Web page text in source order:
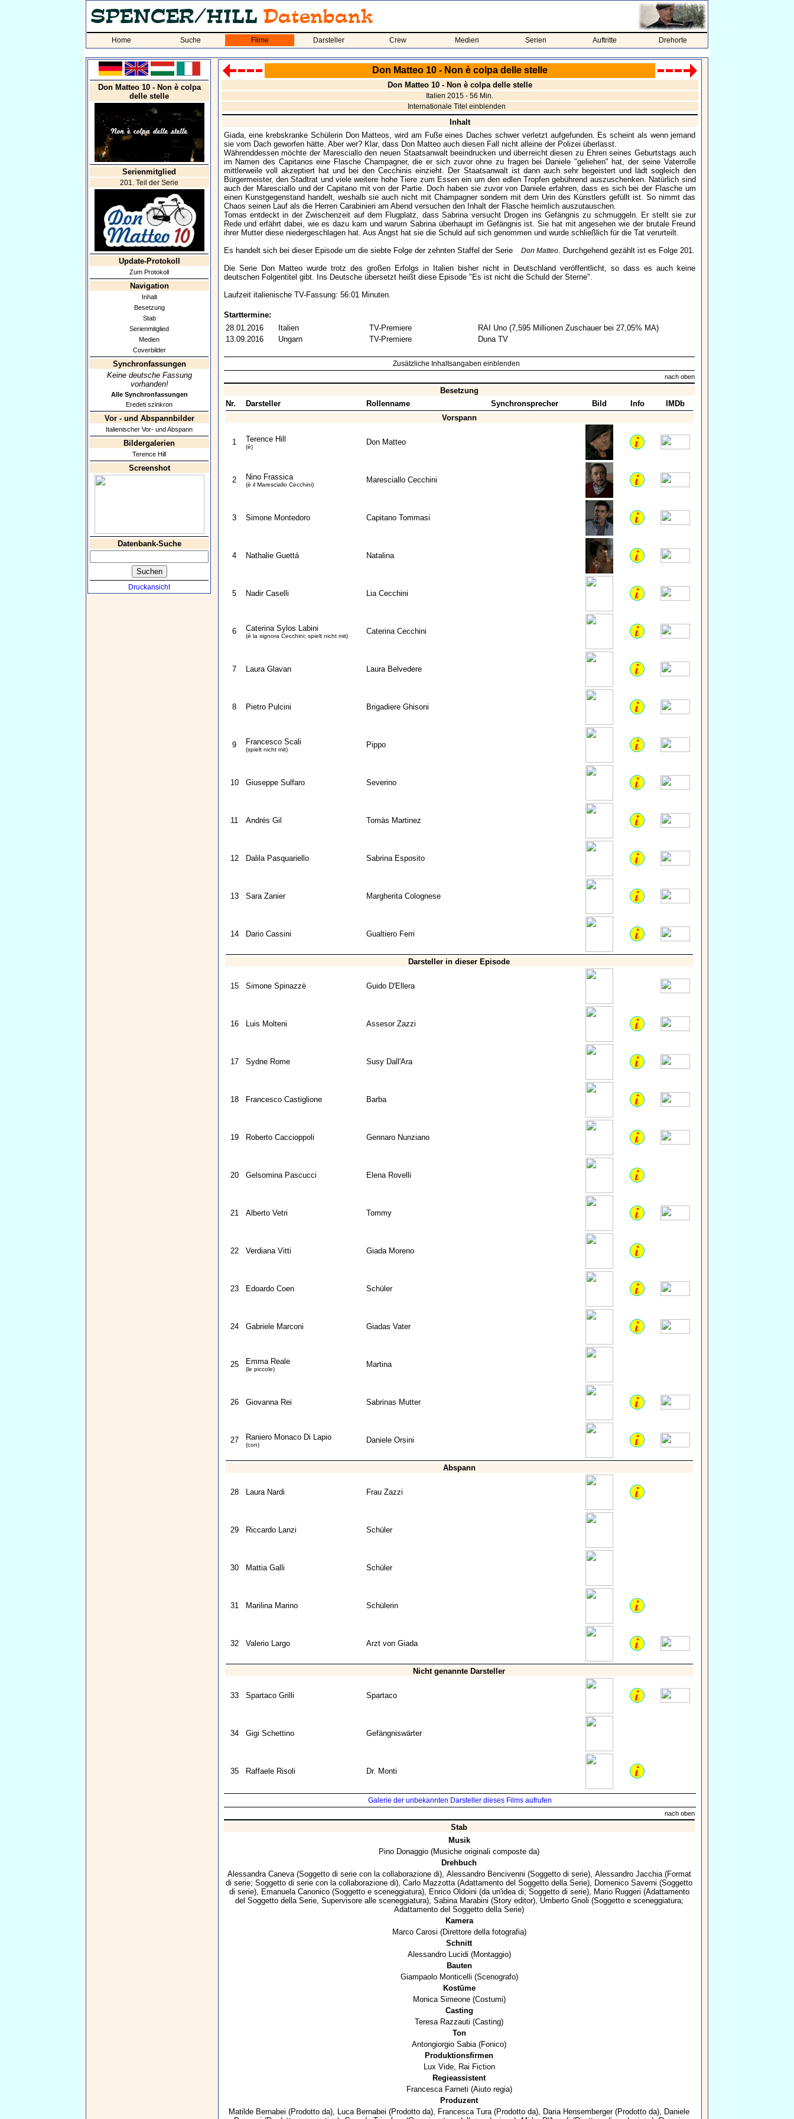
Home Suche Filme Darsteller Crew Medien Serien Auftritte Drehorte
Don Matteo 10 - Non è colpa
delle stelle
Serienmitglied
201. Teil der Serie
Update-Protokoll
Zum Protokoll
Navigation
Inhalt
Besetzung
Stab
Serienmitglied
Medien
Coverbilder
Synchronfassungen
Keine deutsche Fassung
vorhanden!
Alle Synchronfassungen
Eredeti szinkron
Vor - und Abspannbilder
Italienischer Vor- und Abspann
Bildergalerien
Terence Hill
Screenshot
Datenbank-Suche
Druckansicht
Don Matteo 10 - Non è colpa delle stelle
Don Matteo 10 - Non è colpa delle stelle
Italien 2015 - 56 Min.
Internationale Titel einblenden
Inhalt
Giada, eine krebskranke Schülerin Don Matteos, wird am Fuße eines Daches schwer verletzt aufgefunden. Es scheint als wenn jemand
sie vom Dach geworfen hätte. Aber wer? Klar, dass Don Matteo auch diesen Fall nicht alleine der Polizei überlasst.
Währenddessen möchte der Maresciallo den neuen Staatsanwalt beeindrucken und überreicht diesen zu Ehren seines Geburtstags auch
im Namen des Capitanos eine Flasche Champagner, die er sich zuvor ohne zu fragen bei Daniele "geliehen" hat, der seine Vaterrolle
mittlerweile voll akzeptiert hat und bei den Cecchinis einzieht. Der Staatsanwalt ist dann auch sehr begeistert und lädt sogleich den
Bürgermeister, den Stadtrat und viele weitere hohe Tiere zum Essen ein um den edlen Tropfen gebührend auszuschenken. Natürlich sind
auch der Maresciallo und der Capitano mit von der Partie. Doch haben sie zuvor von Daniele erfahren, dass es sich bei der Flasche um
einen Kunstgegenstand handelt, weshalb sie auch nicht mit Champagner sondern mit dem Urin des Künstlers gefüllt ist. So nimmt das
Chaos seinen Lauf als die Herren Carabinieri am Abend versuchen den Inhalt der Flasche heimlich auszutauschen.
Tomas entdeckt in der Zwischenzeit auf dem Flugplatz, dass Sabrina versucht Drogen ins Gefängnis zu schmuggeln. Er stellt sie zur
Rede und erfährt dabei, wie es dazu kam und warum Sabrina überhaupt im Gefängnis ist. Sie hat mit angesehen wie der brutale Freund
ihrer Mutter diese niedergeschlagen hat. Aus Angst hat sie die Schuld auf sich genommen und wurde schließlich für die Tat verurteilt.
Es handelt sich bei dieser Episode um die siebte Folge der zehnten Staffel der Serie
Don Matteo. Durchgehend gezählt ist es Folge 201.
Die Serie Don Matteo wurde trotz des großen Erfolgs in Italien bisher nicht in Deutschland veröffentlicht, so dass es auch keine
deutschen Folgentitel gibt. Ins Deutsche übersetzt heißt diese Episode "Es ist nicht die Schuld der Sterne".
Laufzeit italienische TV-Fassung: 56:01 Minuten.
Starttermine:
28.01.2016
Italien TV-Premiere
RAI Uno (7,595 Millionen Zuschauer bei 27,05% MA)
13.09.2016
Ungarn TV-Premiere Duna TV
Zusätzliche Inhaltsangaben einblenden
nach oben
Besetzung
Nr.
Darsteller Rollenname Synchronsprecher Bild Info
IMDb
Vorspann
1 Terence Hill
(è)
Don Matteo
2 Nino Frassica
(è il Maresciallo Cecchini)
Maresciallo Cecchini
3 Simone Montedoro Capitano Tommasi
4 Nathalie Guettá Natalina
5 Nadir Caselli Lia Cecchini
6 Caterina Sylos Labini
(è la signora Cecchini; spielt nicht mit)
Caterina Cecchini
7 Laura Glavan Laura Belvedere
8 Pietro Pulcini Brigadiere Ghisoni
9 Francesco Scali
(spielt nicht mit)
Pippo
10 Giuseppe Sulfaro Severino
11 Andrés Gil Tomàs Martinez
12 Dalila Pasquariello Sabrina Esposito
13 Sara Zanier Margherita Colognese
14 Dario Cassini Gualtiero Ferri
Darsteller in dieser Episode
15 Simone Spinazzè Guido D'Ellera
16 Luis Molteni Assesor Zazzi
17 Sydne Rome Susy Dall'Ara
18 Francesco Castiglione Barba
19 Roberto Caccioppoli Gennaro Nunziano
20 Gelsomina Pascucci Elena Rovelli
21 Alberto Vetri Tommy
22 Verdiana Vitti Giada Moreno
23 Edoardo Coen Schüler
24 Gabriele Marconi Giadas Vater
25 Emma Reale
(le piccole)
Martina
26 Giovanna Rei Sabrinas Mutter
27 Raniero Monaco Di Lapio
(con)
Daniele Orsini
Abspann
28 Laura Nardi Frau Zazzi
29 Riccardo Lanzi Schüler
30 Mattia Galli Schüler
31 Marilina Marino Schülerin
32 Valerio Largo Arzt von Giada
Nicht genannte Darsteller
33 Spartaco Grilli Spartaco
34 Gigi Schettino Gefängniswärter
35 Raffaele Risoli Dr. Monti
Galerie der unbekannten Darsteller dieses Films aufrufen
nach oben
Stab
Musik
Pino Donaggio (Musiche originali composte da)
Drehbuch
Alessandra Caneva(Soggetto di serie con la collaborazione di), Alessandro Bencivenni (Soggetto di serie), Alessandro Jacchia(Format
di serie; Soggetto di serie con la collaborazione di), Carlo Mazzotta(Adattamento del Soggetto della Serie), Domenico Saverni (Soggetto
di serie), Emanuela Canonico(Soggetto e sceneggiatura), Enrico Oldoini (da un'idea di; Soggetto di serie), Mario Ruggeri (Adattamento
del Soggetto della Serie, Supervisore alle sceneggiatura), Sabina Marabini (Story editor), Umberto Gnoli (Soggetto e sceneggiatura;
Adattamento del Soggetto della Serie)
Kamera
Marco Carosi (Direttore della fotografia)
Schnitt
Alessandro Lucidi (Montaggio)
Bauten
Giampaolo Monticelli (Scenografo)
Kostüme
Monica Simeone(Costumi)
Casting
Teresa Razzauti (Casting)
Ton
Antongiorgio Sabia(Fonico)
Produktionsfirmen
Lux Vide, Rai Fiction
Regieassistent
Francesca Farneti (Aiuto regia)
Produzent
Matilde Bernabei (Prodotto da), Luca Bernabei (Prodotto da), Francesca Tura(Prodotto da), Daria Hensemberger(Prodotto da), Daniele